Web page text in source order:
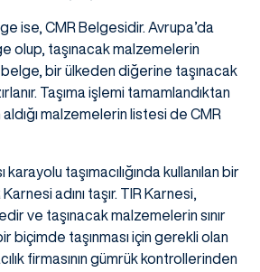
ise, CMR Belgesidir. Avrupa’da
olup, taşınacak malzemelerin
belge, bir ülkeden diğerine taşınacak
Taşıma işlemi tamamlandıktan
aldığı malzemelerin listesi de CMR
karayolu taşımacılığında kullanılan bir
adını taşır. TIR Karnesi,
ve taşınacak malzemelerin sınır
biçimde taşınması için gerekli olan
firmasının gümrük kontrollerinden